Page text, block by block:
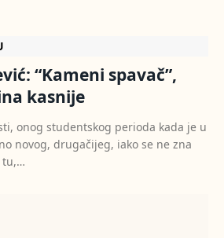
“Kameni spavač”,
kasnije
onog studentskog perioda kada je u
novog, drugačijeg, iako se ne zna
tu,…